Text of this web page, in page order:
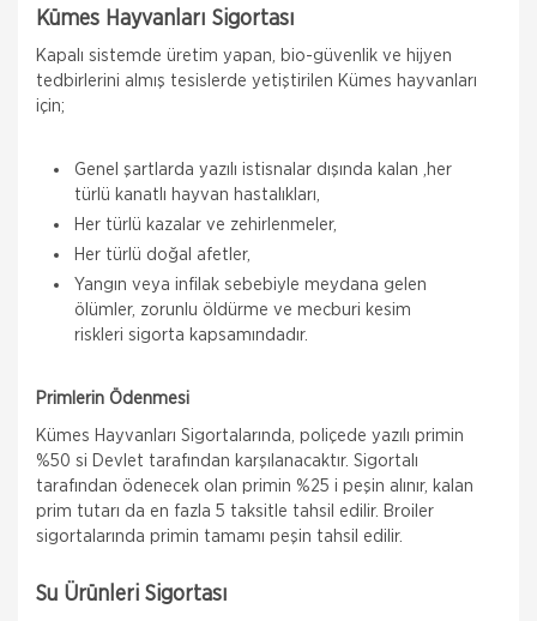
Kümes Hayvanları Sigortası
Kapalı sistemde üretim yapan, bio-güvenlik ve hijyen
tedbirlerini almış tesislerde yetiştirilen Kümes hayvanları
için;
Genel şartlarda yazılı istisnalar dışında kalan ,her
türlü kanatlı hayvan hastalıkları,
Her türlü kazalar ve zehirlenmeler,
Her türlü doğal afetler,
Yangın veya infilak sebebiyle meydana gelen
ölümler, zorunlu öldürme ve mecburi kesim
riskleri sigorta kapsamındadır.
Primlerin Ödenmesi
Kümes Hayvanları Sigortalarında, poliçede yazılı primin
%50 si Devlet tarafından karşılanacaktır. Sigortalı
tarafından ödenecek olan primin %25 i peşin alınır, kalan
prim tutarı da en fazla 5 taksitle tahsil edilir. Broiler
sigortalarında primin tamamı peşin tahsil edilir.
Su Ürünleri Sigortası